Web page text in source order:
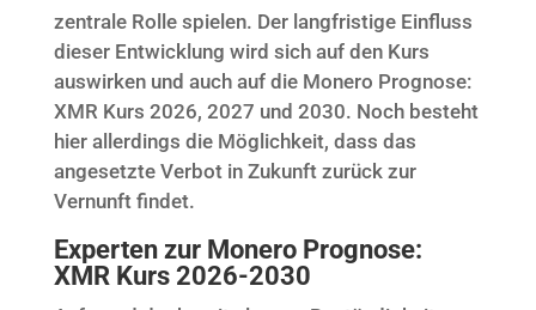
zentrale Rolle spielen. Der langfristige Einfluss
dieser Entwicklung wird sich auf den Kurs
auswirken und auch auf die Monero Prognose:
XMR Kurs 2026, 2027 und 2030. Noch besteht
hier allerdings die Möglichkeit, dass das
angesetzte Verbot in Zukunft zurück zur
Vernunft findet.
Experten zur Monero Prognose:
XMR Kurs 2026-2030